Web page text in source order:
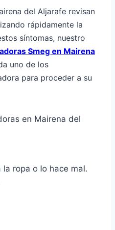
del Aljarafe revisan
rápidamente la
síntomas, nuestro
Smeg en Mairena
uno de los
para proceder a su
ropa o lo hace mal.